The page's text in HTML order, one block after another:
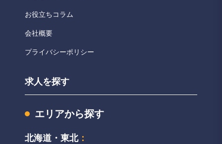
お役立ちコラム
会社概要
プライバシーポリシー
求人を探す
エリアから探す
北海道・東北：